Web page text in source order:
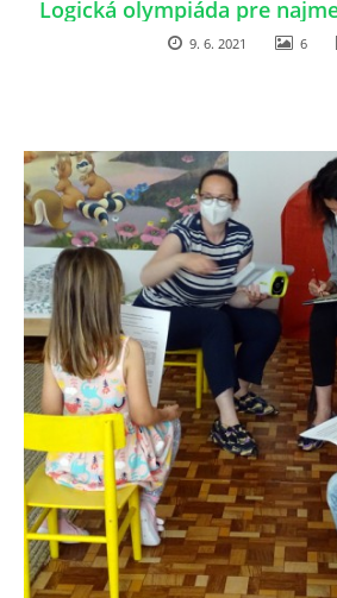
Logická olympiáda pre
9. 6. 2021 6